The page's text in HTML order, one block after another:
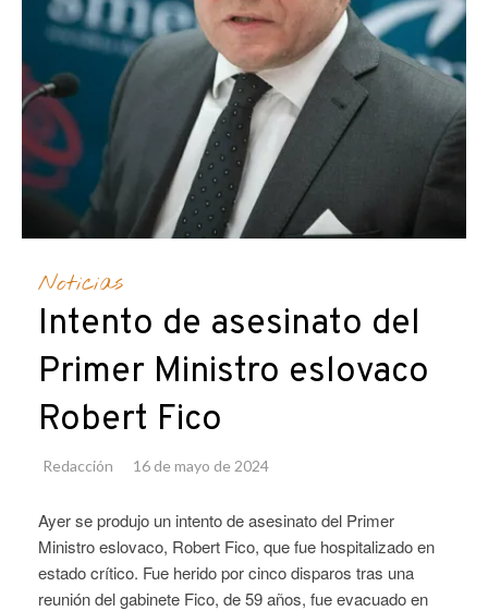
Noticias
Intento de asesinato del
Primer Ministro eslovaco
Robert Fico
Redacción 16 de mayo de 2024
Ayer se produjo un intento de asesinato del Primer
Ministro eslovaco, Robert Fico, que fue hospitalizado en
estado crítico. Fue herido por cinco disparos tras una
reunión del gabinete Fico, de 59 años, fue evacuado en